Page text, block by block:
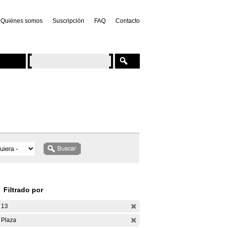
Quiénes somos Suscripción FAQ Contacto
Filtrado por
13
Plaza